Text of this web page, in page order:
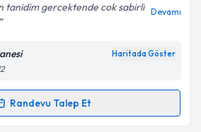
işlenmesine ilişkin
kabul ediyorum.
Talebini Gönder
tanidim gercektende cok sabirli Devamı
Haritada Göster
Randevu Talep Et
Talebi